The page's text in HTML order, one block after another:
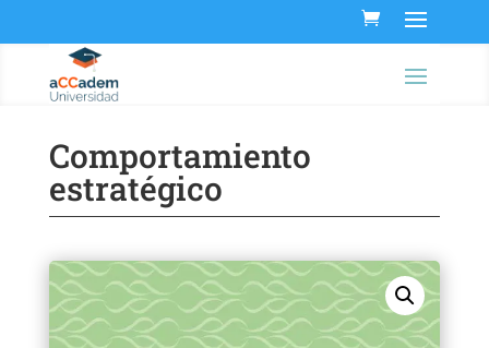
Comportamiento
estratégico